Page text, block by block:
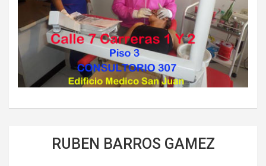
RUBEN BARROS GAMEZ